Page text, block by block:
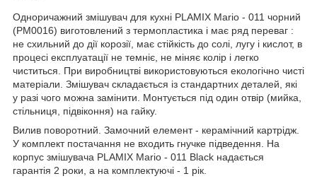
Одноричажний змішувач для кухні PLAMIX Mario - 011 чорний
(PM0016) виготовлений з термопластика і має ряд переваг :
не схильний до дії корозії, має стійкість до солі, лугу і кислот, в
процесі експлуатації не темніє, не міняє колір і легко
чиститься. При виробництві використовуються екологічно чисті
матеріали. Змішувач складається із стандартних деталей, які
у разі чого можна замінити. Монтується під один отвір (мийка,
стільниця, підвіконня) на гайку.
Вилив поворотний. Замочний елемент - керамічний картрідж.
У комплект постачання не входить гнучке підведення. На
корпус змішувача PLAMIX Mario - 011 Black надається
гарантія 2 роки, а на комплектуючі - 1 рік.